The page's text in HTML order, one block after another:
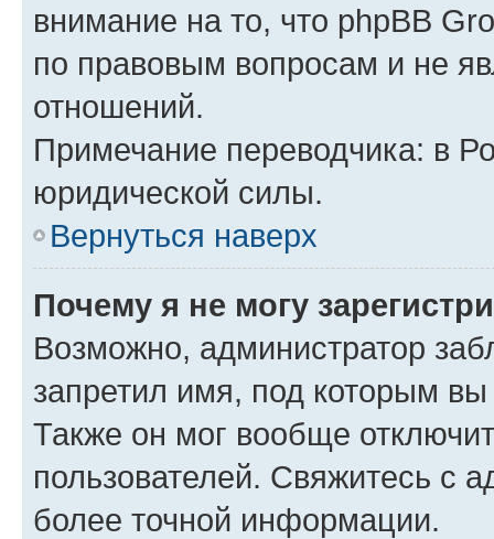
внимание на то, что phpBB
по правовым вопросам и не
отношений.
Примечание переводчика: в
юридической силы.
Вернуться наверх
Почему я не могу
Возможно, администратор
запретил имя, под которым вы
Также он мог вообще
пользователей. Свяжитесь с
более точной информации.